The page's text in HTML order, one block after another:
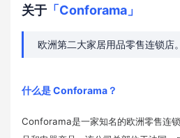
关于 「Conforama」
欧洲第二大家居用品零售连锁店。
什么是 Conforama？
Conforama是一家知名的欧洲零售连